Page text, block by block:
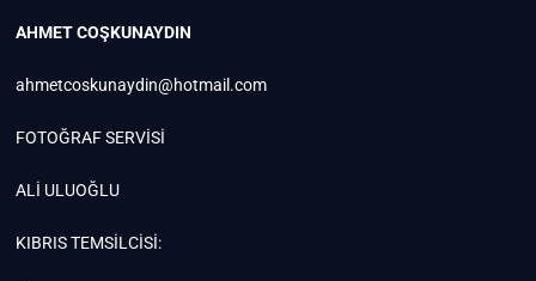
AHMET COŞKUNAYDIN
ahmetcoskunaydin@hotmail.com
FOTOĞRAF SERVİSİ
ALİ ULUOĞLU
KIBRIS TEMSİLCİSİ: